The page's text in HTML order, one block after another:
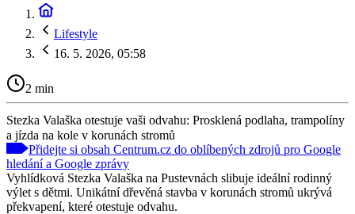
Lifestyle
16. 5. 2026, 05:58
2 min
Stezka Valaška otestuje vaši odvahu: Prosklená podlaha, trampolíny
a jízda na kole v korunách stromů
Přidejte si obsah Centrum.cz do oblíbených zdrojů pro Google
hledání a Google zprávy
Vyhlídková Stezka Valaška na Pustevnách slibuje ideální rodinný
výlet s dětmi. Unikátní dřevěná stavba v korunách stromů ukrývá
překvapení, které otestuje odvahu.